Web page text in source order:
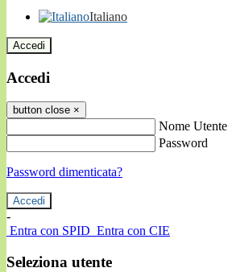
Italiano
Accedi
Accedi
button close ×
Nome Utente
Password
Password dimenticata?
-
Entra con SPID Entra con CIE
Seleziona utente